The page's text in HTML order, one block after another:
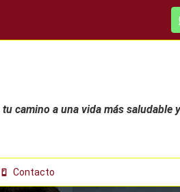
camino a una vida más saludable
Contacto